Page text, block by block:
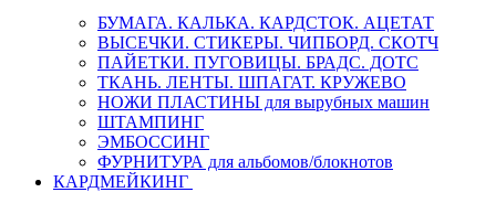
БУМАГА. КАЛЬКА. КАРДСТОК. АЦЕТАТ
ВЫСЕЧКИ. СТИКЕРЫ. ЧИПБОРД. СКОТЧ
ПАЙЕТКИ. ПУГОВИЦЫ. БРАДС. ДОТС
ТКАНЬ. ЛЕНТЫ. ШПАГАТ. КРУЖЕВО
НОЖИ ПЛАСТИНЫ для вырубных машин
ШТАМПИНГ
ЭМБОССИНГ
ФУРНИТУРА для альбомов/блокнотов
КАРДМЕЙКИНГ